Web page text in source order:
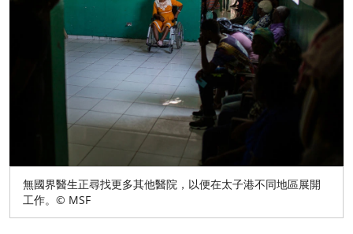
無國界醫生正尋找更多其他醫院，以便在太子港不同地區展開
工作。© MSF